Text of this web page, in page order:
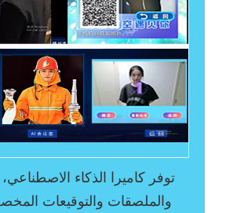
توفر كاميرا الذكاء
والملصقات والتوقيعات